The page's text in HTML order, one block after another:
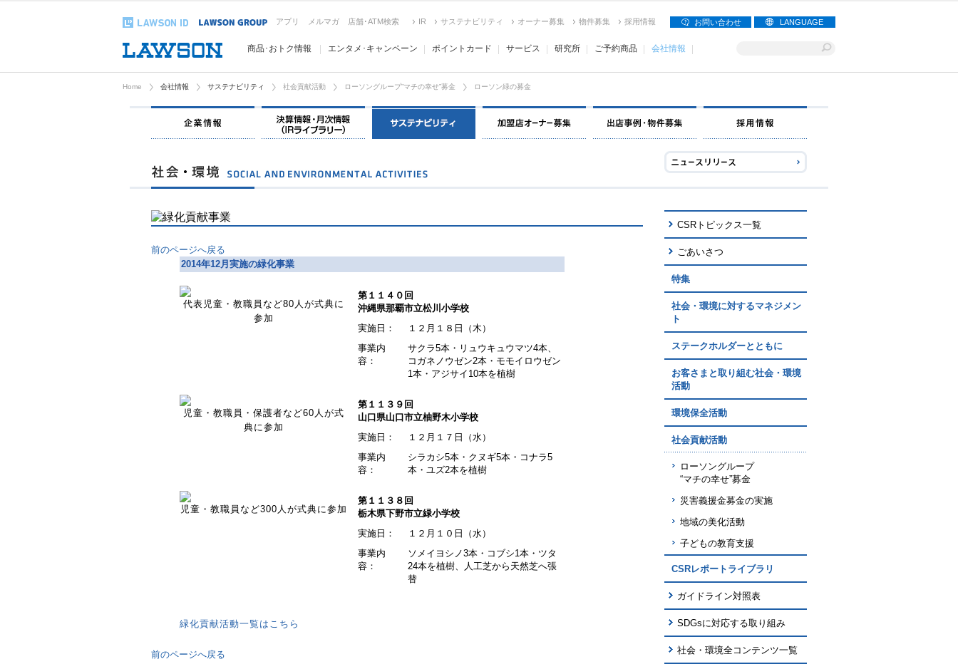
アプリ メルマガ 店舗･ATM検索 IR サステナビリティ オーナー募集 物件募集 採用情報 お問い合わせ LANGUAGE
商品･おトク情報 エンタメ･キャンペーン ポイントカード サービス 研究所 ご予約商品 会社情報
Home 会社情報 サステナビリティ 社会貢献活動 ローソングループ”マチの幸せ”募金 ローソン緑の募金
企業情報 決算情報・月次情報・ IR ライブラリー
前のページへ戻る
2014年12月実施の緑化事業
代表児童・教職員など80人が式典に
参加
第１１４０回
沖縄県那覇市立松川小学校
実施日：
１２月１８日（木）
事業内
容：
サクラ5本・リュウキュウマツ4本、
コガネノウゼン2本・モモイロウゼン
1本・アジサイ10本を植樹
児童・教職員・保護者など60人が式
典に参加
第１１３９回
山口県山口市立柚野木小学校
実施日：
１２月１７日（水）
事業内
容：
シラカシ5本・クヌギ5本・コナラ5
本・ユズ2本を植樹
児童・教職員など300人が式典に参加
第１１３８回
栃木県下野市立緑小学校
実施日：
１２月１０日（水）
事業内
容：
ソメイヨシノ3本・コブシ1本・ツタ
24本を植樹、人工芝から天然芝へ張
替
緑化貢献活動一覧はこちら
前のページへ戻る
CSRトピックス一覧
ごあいさつ
特集
社会・環境に対するマネジメン
ト
ステークホルダーとともに
お客さまと取り組む社会・環境
活動
環境保全活動
社会貢献活動
ローソングループ
“マチの幸せ”募金
災害義援金募金の実施
地域の美化活動
子どもの教育支援
CSRレポートライブラリ
ガイドライン対照表
SDGsに対応する取り組み
社会・環境全コンテンツ一覧